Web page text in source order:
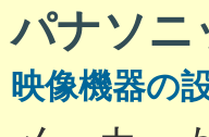
パナソニ
映像機器の